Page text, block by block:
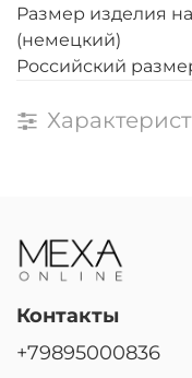
Размер изделия
(немецкий)
Российский
Контакты
+79895000836